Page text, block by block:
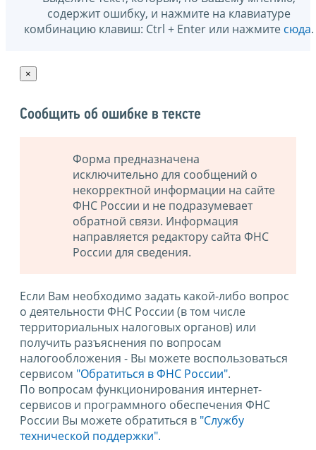
содержит ошибку, и нажмите на клавиатуре
комбинацию клавиш: Ctrl + Enter или нажмите сюда.
×
Сообщить об ошибке в тексте
Форма предназначена
исключительно для сообщений о
некорректной информации на сайте
ФНС России и не подразумевает
обратной связи. Информация
направляется редактору сайта ФНС
России для сведения.
Если Вам необходимо задать какой-либо вопрос
о деятельности ФНС России (в том числе
территориальных налоговых органов) или
получить разъяснения по вопросам
налогообложения - Вы можете воспользоваться
сервисом "Обратиться в ФНС России".
По вопросам функционирования интернет-
сервисов и программного обеспечения ФНС
России Вы можете обратиться в "Службу
технической поддержки".